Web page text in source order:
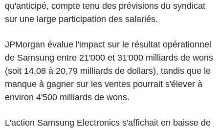
qu'anticipé, compte tenu des prévisions du syndicat
sur une large participation des salariés.
JPMorgan évalue l'impact sur le résultat opérationnel
de Samsung entre 21'000 et 31'000 milliards de wons
(soit 14,08 à 20,79 milliards de dollars), tandis que le
manque à gagner sur les ventes pourrait s'élever à
environ 4'500 milliards de wons.
L'action Samsung Electronics s'affichait en baisse de